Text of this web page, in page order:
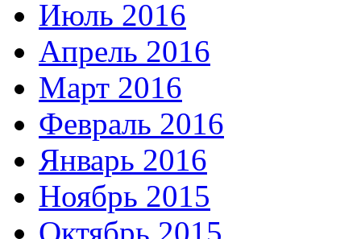
Июль 2016
Апрель 2016
Март 2016
Февраль 2016
Январь 2016
Ноябрь 2015
Октябрь 2015